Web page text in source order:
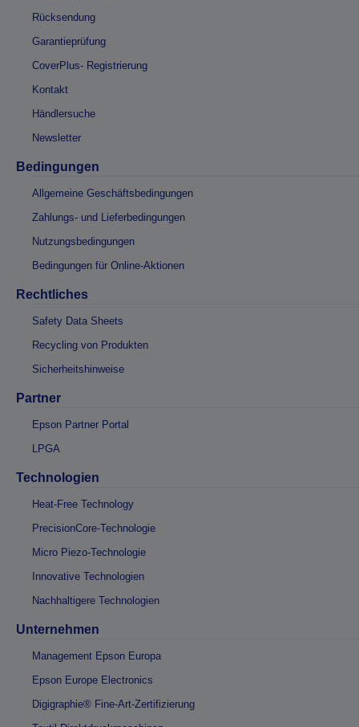
Rücksendung
Garantieprüfung
CoverPlus- Registrierung
Kontakt
Händlersuche
Newsletter
Bedingungen
Allgemeine Geschäftsbedingungen
Zahlungs- und Lieferbedingungen
Nutzungsbedingungen
Bedingungen für Online-Aktionen
Rechtliches
Safety Data Sheets
Recycling von Produkten
Sicherheitshinweise
Partner
Epson Partner Portal
LPGA
Technologien
Heat-Free Technology
PrecisionCore-Technologie
Micro Piezo-Technologie
Innovative Technologien
Nachhaltigere Technologien
Unternehmen
Management Epson Europa
Epson Europe Electronics
Digigraphie® Fine-Art-Zertifizierung